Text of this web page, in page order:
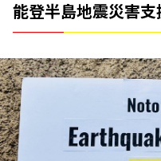
能登半島地震災害